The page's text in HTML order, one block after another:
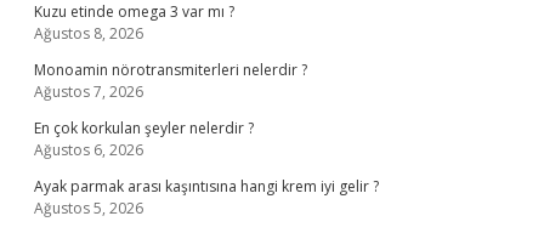
Kuzu etinde omega 3 var mı ?
Ağustos 8, 2026
Monoamin nörotransmiterleri nelerdir ?
Ağustos 7, 2026
En çok korkulan şeyler nelerdir ?
Ağustos 6, 2026
Ayak parmak arası kaşıntısına hangi krem iyi gelir ?
Ağustos 5, 2026